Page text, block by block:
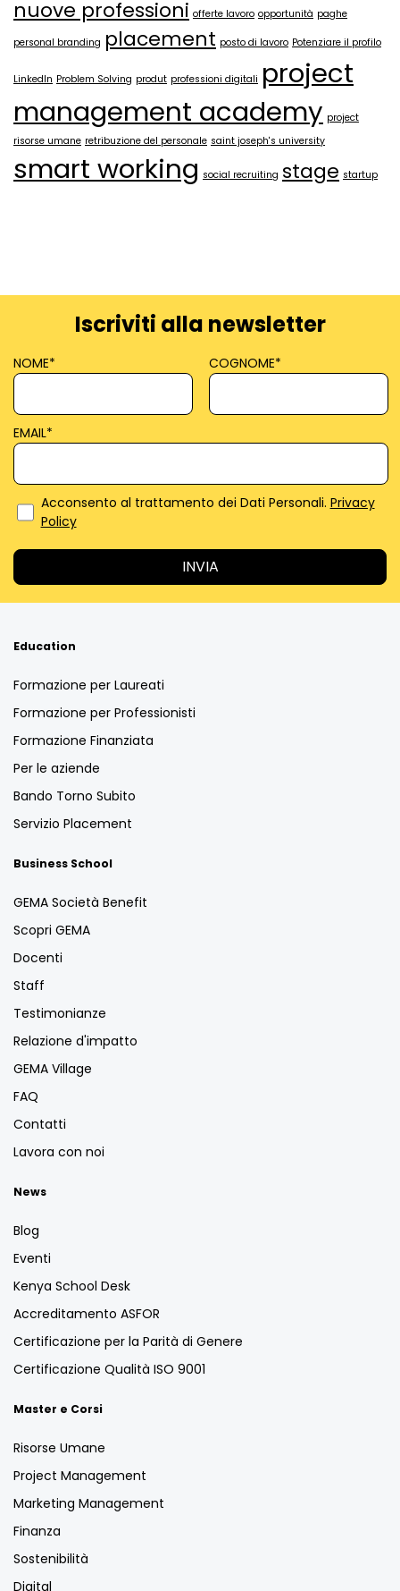
nuove professioni offerte lavoro opportunità paghe
personal branding placement posto di lavoro Potenziare il profilo
LinkedIn Problem Solving produt professioni digitali project
management academy project
risorse umane retribuzione del personale saint joseph's university
smart working social recruiting stage startup
Iscriviti alla newsletter
NOME* COGNOME*
EMAIL*
Acconsento al trattamento dei Dati Personali. Privacy
Policy
Education
Formazione per Laureati
Formazione per Professionisti
Formazione Finanziata
Per le aziende
Bando Torno Subito
Servizio Placement
Business School
GEMA Società Benefit
Scopri GEMA
Docenti
Staff
Testimonianze
Relazione d'impatto
GEMA Village
FAQ
Contatti
Lavora con noi
News
Blog
Eventi
Kenya School Desk
Accreditamento ASFOR
Certificazione per la Parità di Genere
Certificazione Qualità ISO 9001
Master e Corsi
Risorse Umane
Project Management
Marketing Management
Finanza
Sostenibilità
Digital